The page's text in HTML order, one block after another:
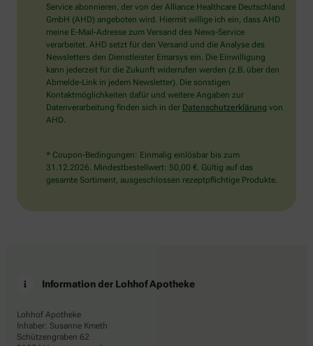
Dann
wählen
Sie
bitte
den
Stern.
Service abonnieren, der von der Alliance Healthcare Deutschland
GmbH (AHD) angeboten wird. Hiermit willige ich ein, dass AHD
meine E-Mail-Adresse zum Versand des News-Service
verarbeitet. AHD setzt für den Versand und die Analyse des
Newsletters den Dienstleister Emarsys ein. Die Einwilligung
kann jederzeit für die Zukunft widerrufen werden (z.B. über den
Abmelde-Link in jedem Newsletter). Die sonstigen
Kontaktmöglichkeiten dafür und weitere Angaben zur
Datenverarbeitung finden sich in der Datenschutzerklärung von
AHD.
* Coupon-Bedingungen: Einmalig einlösbar bis zum
31.12.2026. Mindestbestellwert: 50,00 €. Gültig auf das
gesamte Sortiment, ausgeschlossen rezeptpflichtige Produkte.
Information der Lohhof Apotheke
Lohhof Apotheke
Inhaber: Susanne Kmeth
Schützengraben 62